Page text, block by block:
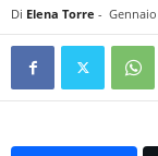
Di Elena Torre - Gennaio